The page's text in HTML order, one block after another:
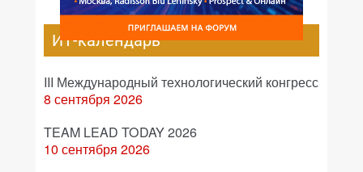
ИТ-календарь
III Международный технологический конгресс
8 сентября 2026
TEAM LEAD TODAY 2026
10 сентября 2026